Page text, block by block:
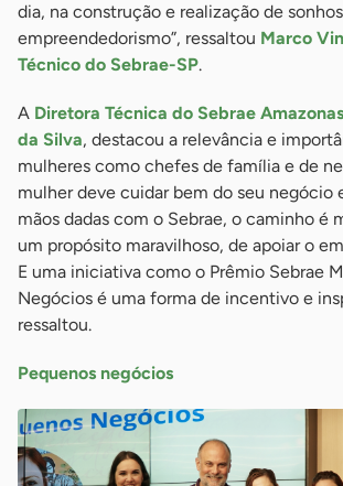
dia, na construção e realização de
empreendedorismo”, ressaltou Marco
Técnico do Sebrae-SP.
A Diretora Técnica do Sebrae
da Silva, destacou a relevância e
mulheres como chefes de família e de
mulher deve cuidar bem do seu negócio
mãos dadas com o Sebrae, o caminho é
um propósito maravilhoso, de apoiar o
E uma iniciativa como o Prêmio Sebrae
Negócios é uma forma de incentivo e
ressaltou.
Pequenos negócios